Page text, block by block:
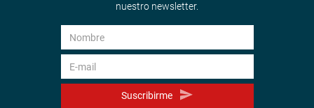
nuestro newsletter.
Suscribirme